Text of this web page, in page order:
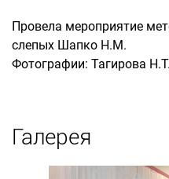
Провела мероприятие
слепых Шапко Н.М.
Фотографии: Тагирова
Галерея